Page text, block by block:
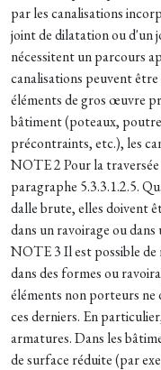
par les canalisations
joint de dilatation ou d'un
nécessitent un parcours
canalisations peuvent être
éléments de gros œuvre
bâtiment (poteaux,
précontraints, etc.), les
NOTE 2 Pour la
paragraphe 5.3.3.1.2.5.
dalle brute, elles doivent
dans un ravoirage ou
NOTE 3 Il est possible de
dans des formes ou
éléments non porteurs
ces derniers. En
armatures. Dans les
de surface réduite (par